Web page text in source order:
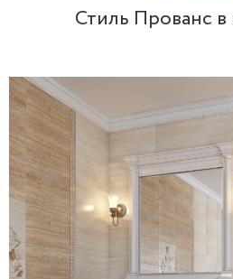
Стиль Прованс в